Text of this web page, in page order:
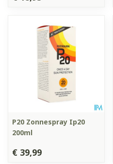
P20 Zonnespray Ip20
200ml
€ 39,99